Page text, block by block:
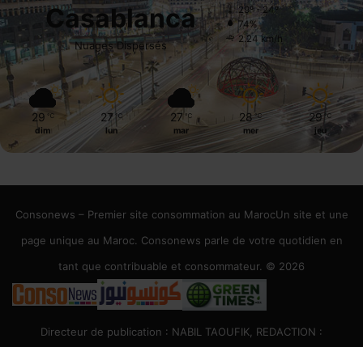
Casablanca
Nuages Dispersés
29º - 24º
74%
2.24 km/h
29 ℃
dim
27 ℃
lun
27 ℃
mar
28 ℃
mer
29 ℃
jeu
Consonews – Premier site consommation au MarocUn site et une
page unique au Maroc. Consonews parle de votre quotidien en
tant que contribuable et consommateur. © 2026
Directeur de publication : NABIL TAOUFIK, REDACTION :